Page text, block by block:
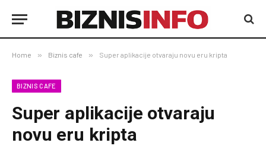
Home » Biznis cafe » Super aplikacije otvaraju novu eru kripta
BIZNIS CAFE
Super aplikacije otvaraju
novu eru kripta